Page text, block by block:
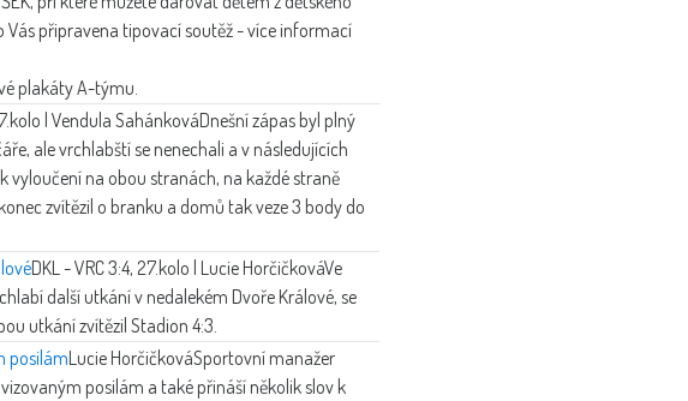
připravena tipovací soutěž - více informací
plakáty A-týmu.
| Vendula SahánkováDnešní zápas byl plný
ale vrchlabští se nenechali a v následujících
vyloučení na obou stranách, na každé straně
zvítězil o branku a domů tak veze 3 body do
DKL - VRC 3:4, 27.kolo | Lucie HorčičkováVe
další utkání v nedalekém Dvoře Králové, se
utkání zvítězil Stadion 4:3.
posilámLucie HorčičkováSportovní manažer
posilám a také přináší několik slov k